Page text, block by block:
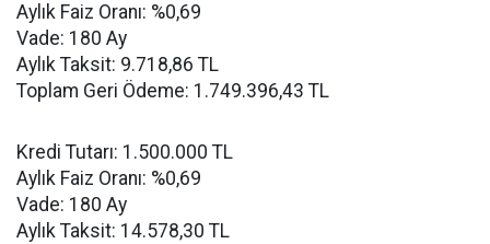
Aylık Faiz Oranı: %0,69
Vade: 180 Ay
Aylık Taksit: 9.718,86 TL
Toplam Geri Ödeme: 1.749.396,43 TL
Kredi Tutarı: 1.500.000 TL
Aylık Faiz Oranı: %0,69
Vade: 180 Ay
Aylık Taksit: 14.578,30 TL